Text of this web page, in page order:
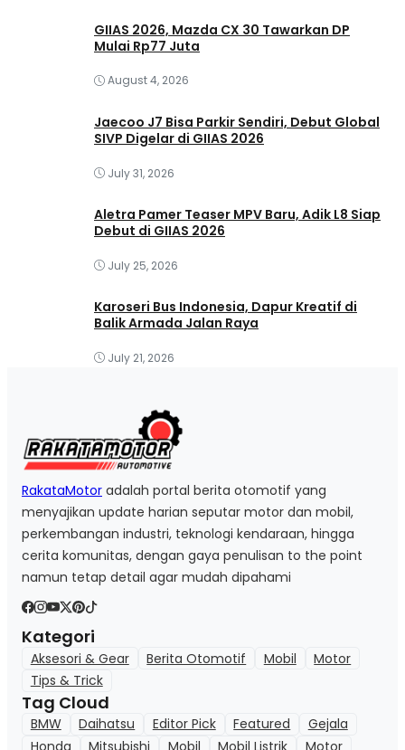
GIIAS 2026, Mazda CX 30 Tawarkan DP
Mulai Rp77 Juta
August 4, 2026
Jaecoo J7 Bisa Parkir Sendiri, Debut Global
SIVP Digelar di GIIAS 2026
July 31, 2026
Aletra Pamer Teaser MPV Baru, Adik L8 Siap
Debut di GIIAS 2026
July 25, 2026
Karoseri Bus Indonesia, Dapur Kreatif di
Balik Armada Jalan Raya
July 21, 2026
RakataMotor adalah portal berita otomotif yang
menyajikan update harian seputar motor dan mobil,
perkembangan industri, teknologi kendaraan, hingga
cerita komunitas, dengan gaya penulisan to the point
namun tetap detail agar mudah dipahami
Kategori
Aksesori & Gear Berita Otomotif Mobil
Motor
Tips & Trick
Tag Cloud
BMW Daihatsu Editor Pick Featured
Gejala
Honda
Mitsubishi Mobil Mobil Listrik Motor